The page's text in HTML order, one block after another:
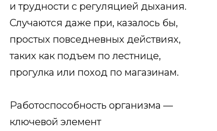
и трудности с регуляцией дыхания.
Случаются даже при, казалось бы,
простых повседневных действиях,
таких как подъем по лестнице,
прогулка или поход по магазинам.
Работоспособность организма —
ключевой элемент